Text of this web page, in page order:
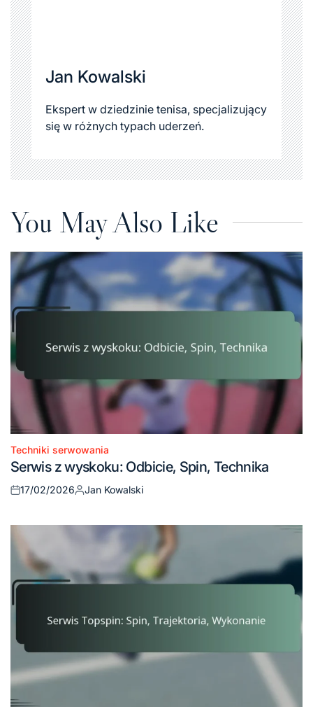
Jan Kowalski
Ekspert w dziedzinie tenisa, specjalizujący
się w różnych typach uderzeń.
You May Also Like
Posted
in
Techniki serwowania
Serwis z wyskoku: Odbicie, Spin, Technika
Posted
17/02/2026
Posted
Jan Kowalski